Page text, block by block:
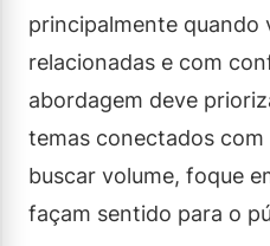
principalmente quando
relacionadas e com
abordagem deve
temas conectados com
buscar volume, foque
façam sentido para o